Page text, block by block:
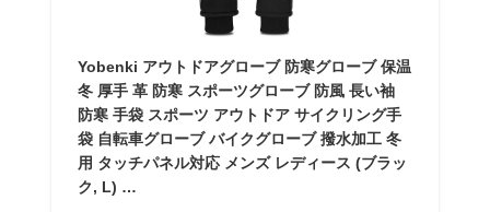
Yobenki アウトドアグローブ 防寒グローブ 保温
冬 厚手 革 防寒 スポーツグローブ 防風 長い袖
防寒 手袋 スポーツ アウトドア サイクリング手
袋 自転車グローブ バイクグローブ 撥水加工 冬
用 タッチパネル対応 メンズ レディース (ブラッ
ク, L) …